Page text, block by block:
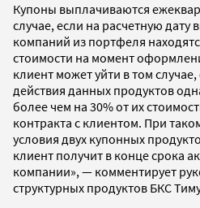
Купоны выплачиваются
случае, если на расчетную дату
компаний из портфеля
стоимости на момент
клиент может уйти в том
действия данных продуктов
более чем на 30% от их
контракта с клиентом. При
условия двух купонных
клиент получит в конце срока
компании», — комментирует
структурных продуктов БКС